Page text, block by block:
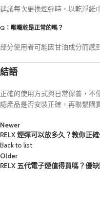
建議每次更換煙彈時，以乾淨紙
Q：喉嚨乾是正常的嗎？
部分使用者可能因甘油成分而感
結語
正確的使用方式與日常保養，不
認產品是否安裝正確，再聯繫購
Newer
RELX 煙彈可以放多久？教你正
Back to list
Older
RELX 五代電子煙值得買嗎？優